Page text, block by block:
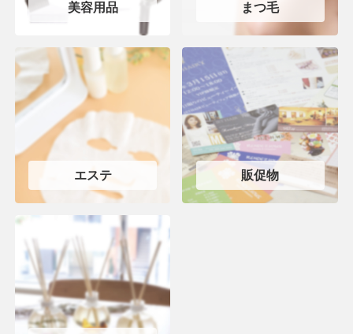
美容用品 まつ毛
エステ 販促物